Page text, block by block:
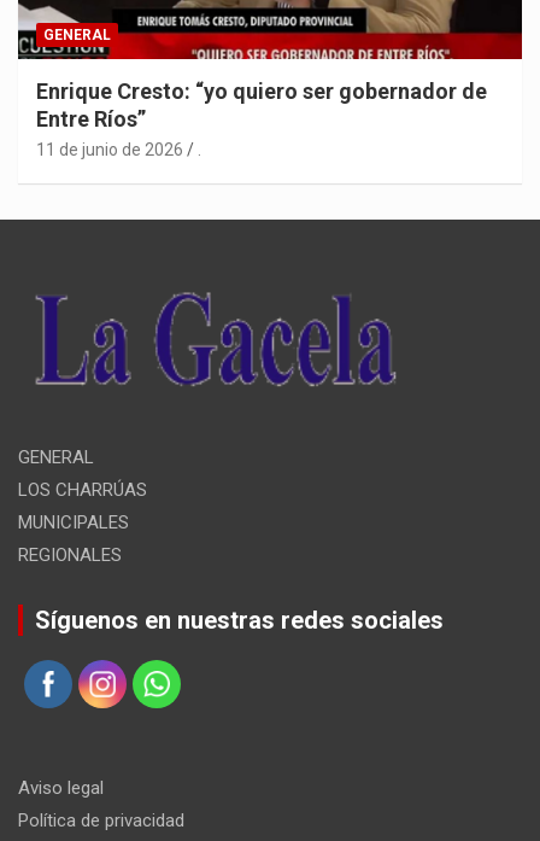
GENERAL
Enrique Cresto: “yo quiero ser gobernador de
Entre Ríos”
11 de junio de 2026
GENERAL
LOS CHARRÚAS
MUNICIPALES
REGIONALES
Síguenos en nuestras redes sociales
Aviso legal
Política de privacidad